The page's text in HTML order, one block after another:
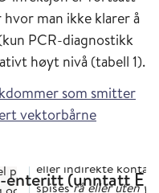
EAEC-
man ikke klarer å
PCR-diagnostikk
høyt nivå (tabell 1).
som smitter
vektorbårne
enteritt (unntatt